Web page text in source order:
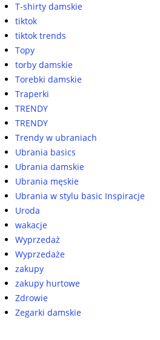
T-shirty damskie
tiktok
tiktok trends
Topy
torby damskie
Torebki damskie
Traperki
TRENDY
TRENDY
Trendy w ubraniach
Ubrania basics
Ubrania damskie
Ubrania męskie
Ubrania w stylu basic Inspiracje
Uroda
wakacje
Wyprzedaż
Wyprzedaże
zakupy
zakupy hurtowe
Zdrowie
Zegarki damskie